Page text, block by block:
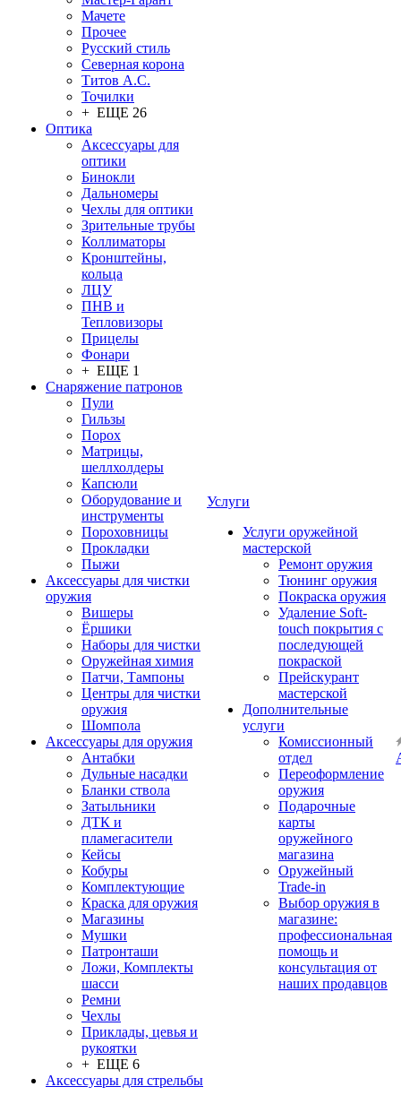
Мачете
Прочее
Русский стиль
Северная корона
Титов А.С.
Точилки
+ ЕЩЕ 26
Оптика
Аксессуары для
оптики
Бинокли
Дальномеры
Чехлы для оптики
Зрительные трубы
Коллиматоры
Кронштейны,
кольца
ЛЦУ
ПНВ и
Тепловизоры
Прицелы
Фонари
+ ЕЩЕ 1
Снаряжение патронов
Пули
Гильзы
Порох
Матрицы,
шеллхолдеры
Капсюли
Оборудование и
инструменты
Пороховницы
Прокладки
Пыжи
Аксессуары для чистки
оружия
Вишеры
Ёршики
Наборы для чистки
Оружейная химия
Патчи, Тампоны
Центры для чистки
оружия
Шомпола
Аксессуары для оружия
Антабки
Дульные насадки
Бланки ствола
Затыльники
ДТК и
пламегасители
Кейсы
Кобуры
Комплектующие
Краска для оружия
Магазины
Мушки
Патронташи
Ложи, Комплекты
шасси
Ремни
Чехлы
Приклады, цевья и
рукоятки
+ ЕЩЕ 6
Аксессуары для стрельбы
Услуги
Услуги оружейной
мастерской
Ремонт оружия
Тюнинг оружия
Покраска оружия
Удаление Soft-
touch покрытия с
последующей
покраской
Прейскурант
мастерской
Дополнительные
услуги
Комиссионный
отдел
Переоформление
оружия
Подарочные
карты
оружейного
магазина
Оружейный
Trade-in
Выбор оружия в
магазине:
профессиональная
помощь и
консультация от
наших продавцов